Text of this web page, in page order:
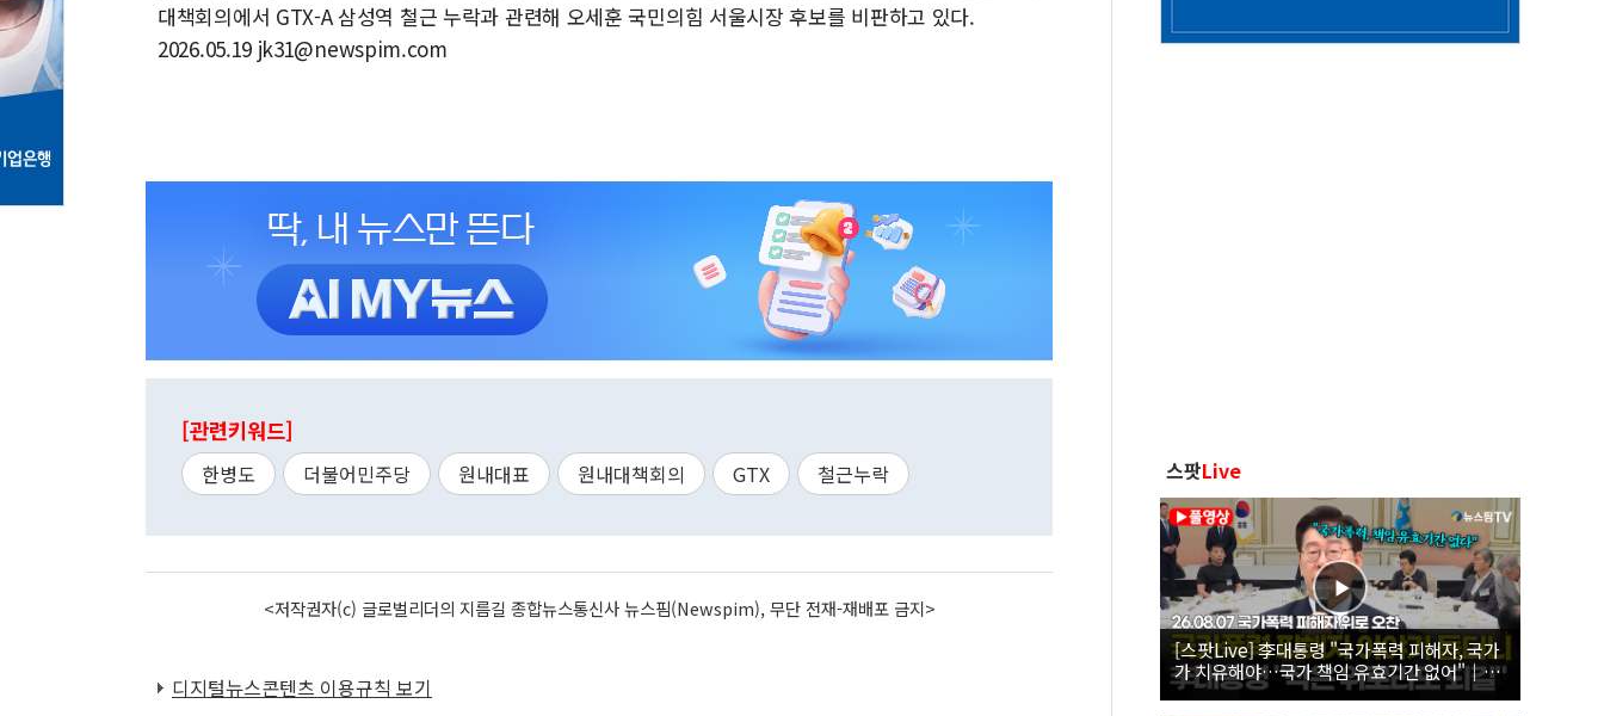
대책회의에서 GTX-A 삼성역 철근 누락과 관련해 오세훈 국민의힘 서울시장 후보를 비판하고 있다.
2026.05.19 jk31@newspim.com
[관련키워드]
한병도 더불어민주당 원내대표 원내대책회의 GTX 철근누락
<저작권자(c) 글로벌리더의 지름길 종합뉴스통신사 뉴스핌(Newspim), 무단 전재-재배포 금지>
디지털뉴스콘텐츠 이용규칙 보기
스팟Live
[스팟Live] 李대통령 "국가폭력 피해자, 국가
가 치유해야…국가 책임 유효기간 없어"｜
26.08.07 국가폭력 피해자 위로 오찬